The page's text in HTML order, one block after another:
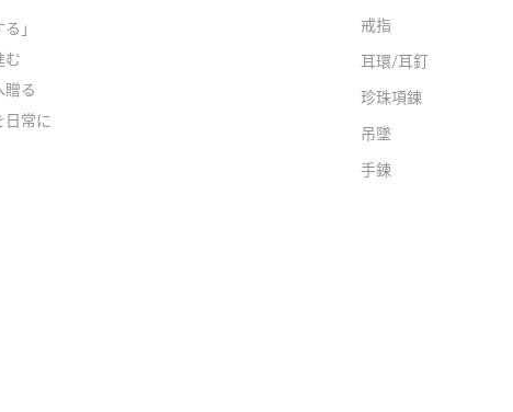
」
む
贈る
常に
戒指
耳環/耳釘
珍珠項鍊
吊墜
手鍊